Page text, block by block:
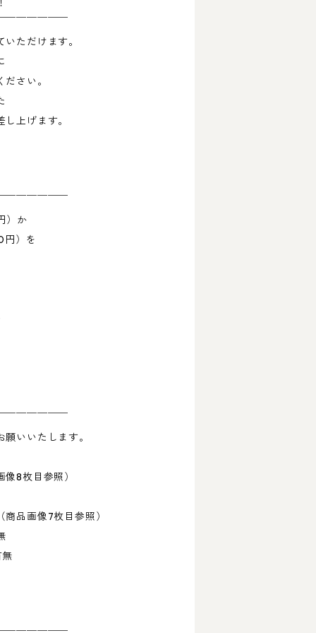
￣￣￣￣￣￣
ただけます。
さい。
上げます。
￣￣￣￣￣￣
）か
）を
￣￣￣￣￣￣
いいたします。
8枚目参照）
品画像7枚目参照）